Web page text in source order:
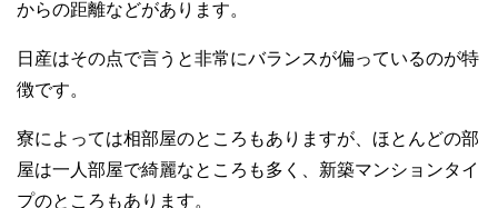
からの距離などがあります。
日産はその点で言うと非常にバランスが偏っているのが特
徴です。
寮によっては相部屋のところもありますが、ほとんどの部
屋は一人部屋で綺麗なところも多く、新築マンションタイ
プのところもあります。